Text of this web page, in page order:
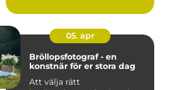
05. apr
Bröllopsfotograf - en
konstnär för er stora dag
Att välja rätt